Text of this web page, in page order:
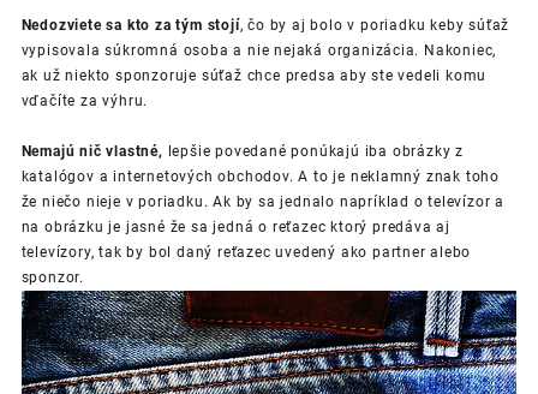
Nedozviete sa kto za tým stojí, čo by aj bolo v poriadku keby súťaž
vypisovala súkromná osoba a nie nejaká organizácia. Nakoniec,
ak už niekto sponzoruje súťaž chce predsa aby ste vedeli komu
vďačíte za výhru.
Nemajú nič vlastné, lepšie povedané ponúkajú iba obrázky z
katalógov a internetových obchodov. A to je neklamný znak toho
že niečo nieje v poriadku. Ak by sa jednalo napríklad o televízor a
na obrázku je jasné že sa jedná o reťazec ktorý predáva aj
televízory, tak by bol daný reťazec uvedený ako partner alebo
sponzor.